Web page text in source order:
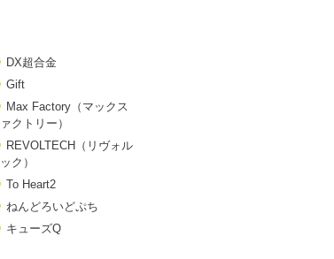
DX超合金
Gift
Max Factory（マックス
クトリー）
REVOLTECH（リヴォル
ク）
To Heart2
ねんどろいどぷち
キューズQ